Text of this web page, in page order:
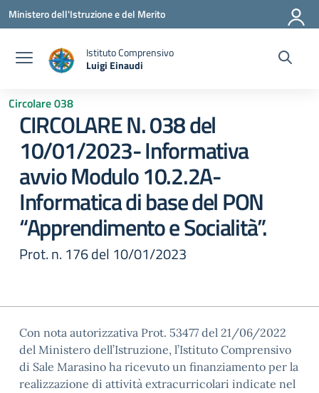
Vai ai contenuti
Vai al menu di navigazione
Vai al footer
Ministero dell'Istruzione e del Merito
Istituto Comprensivo
Luigi Einaudi
— Visita la pagina iniziale della scuola
Circolare 038
CIRCOLARE N. 038 del
10/01/2023- Informativa
avvio Modulo 10.2.2A-
Informatica di base del PON
“Apprendimento e Socialità”.
Prot. n. 176 del 10/01/2023
Con nota autorizzativa Prot. 53477 del 21/06/2022
del Ministero dell’Istruzione, l’Istituto Comprensivo
di Sale Marasino ha ricevuto un finanziamento per la
realizzazione di attività extracurricolari indicate nel